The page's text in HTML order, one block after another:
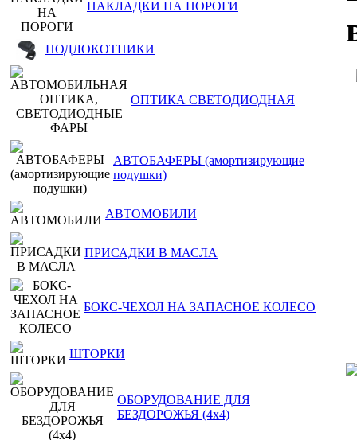
НАКЛАДКИ НА ПОРОГИ
ПОДЛОКОТНИКИ
ОПТИКА СВЕТОДИОДНАЯ
АВТОБАФЕРЫ (амортизирующие
подушки)
АВТОМОБИЛИ
ПРИСАДКИ В МАСЛА
БОКС-ЧЕХОЛ НА ЗАПАСНОЕ КОЛЕСО
ШТОРКИ
ОБОРУДОВАНИЕ ДЛЯ
БЕЗДОРОЖЬЯ (4x4)